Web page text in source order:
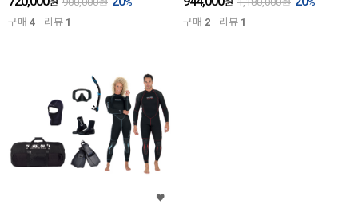
구매 4 리뷰 1
구매 2 리뷰 1